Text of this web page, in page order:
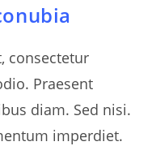
consectetur
Praesent
diam. Sed nisi.
imperdiet.